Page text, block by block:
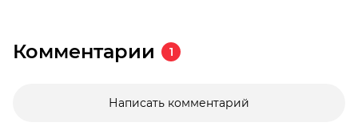
Комментарии 1
Написать комментарий